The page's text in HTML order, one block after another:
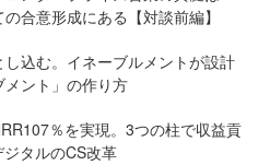
合意形成にある【対談前編】
込む。イネーブルメントが設計
ント」の作り方
％を実現。3つの柱で収益貢
タルのCS改革